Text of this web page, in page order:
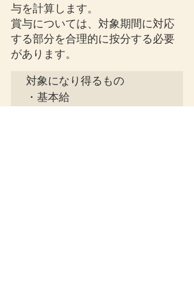
与を計算します。
賞与については、対象期間に対応
する部分を合理的に按分する必要
があります。
対象になり得るもの
・基本給